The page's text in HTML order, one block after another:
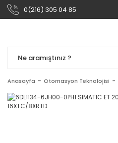
0(216) 305 04 85
Anasayfa Otomasyon Teknolojisi